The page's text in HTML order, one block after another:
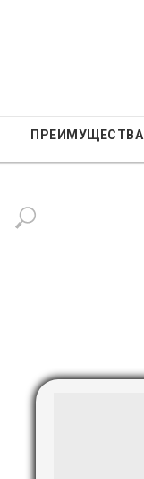
ПРЕИМУЩЕСТВА